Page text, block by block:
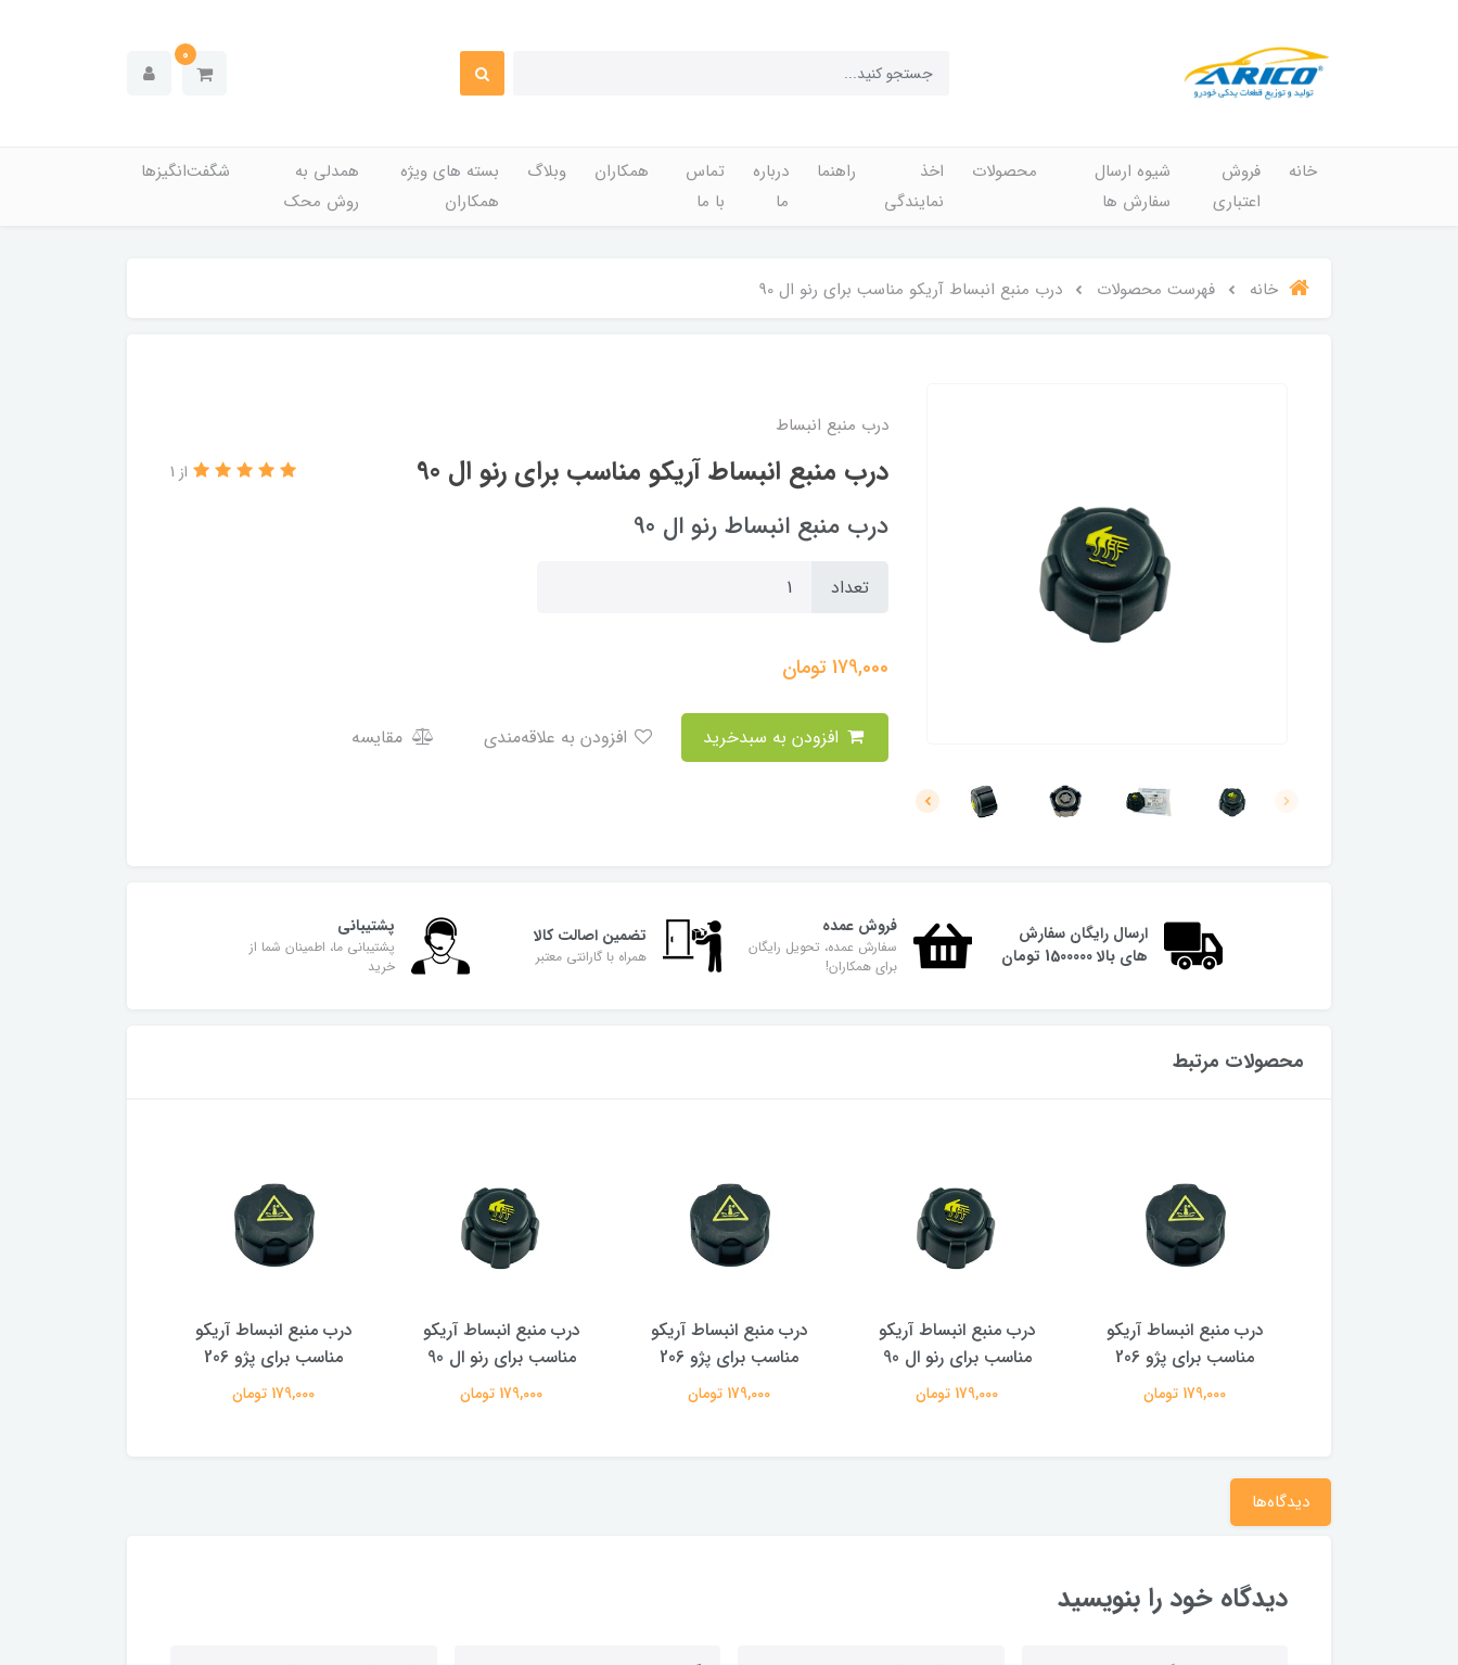
0
خانه
فروش
اعتباری
شیوه ارسال
سفارش ها
محصولات
اخذ
نمایندگی
راهنما
درباره
ما
تماس
با ما
همکاران وبلاگ
بسته های ویژه
همکاران
همدلی به
روش محک
شگفت‌انگیزها
خانه فهرست محصولات درب منبع انبساط آریکو مناسب برای رنو ال 90
درب منبع انبساط
درب منبع انبساط آریکو مناسب برای رنو ال 90 از 1
درب منبع انبساط رنو ال 90
تعداد
179,000تومان
مقایسه
ارسال رایگان سفارش
های بالا 1500000 تومان
فروش عمده
سفارش عمده، تحویل رایگان
برای همکاران!
تضمین اصالت کالا
همراه با گارانتی معتبر
پشتیبانی
پشتیبانی ما، اطمینان شما از
خرید
محصولات مرتبط
درب منبع انبساط آریکو
مناسب برای پژو 206
179,000 تومان
درب منبع انبساط آریکو
مناسب برای رنو ال 90
179,000 تومان
درب منبع انبساط آریکو
مناسب برای پژو 206
179,000 تومان
درب منبع انبساط آریکو
مناسب برای رنو ال 90
179,000 تومان
درب منبع انبساط آریکو
مناسب برای پژو 206
179,000 تومان
دیدگاه‌ها
دیدگاه خود را بنویسید